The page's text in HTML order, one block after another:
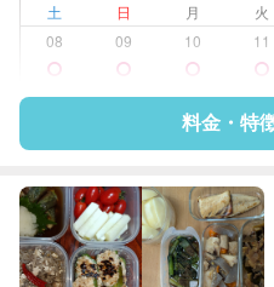
土 日 月 火
08
09 10 11
料金・特
特徴 料金 レビュー
サポートの特徴